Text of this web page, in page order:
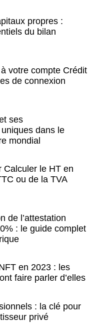
propres :
du bilan
votre compte Crédit
de connexion
ses
dans le
mondial
Calculer le HT en
ou de la TVA
de l’attestation
: le guide complet
en 2023 : les
faire parler d’elles
: la clé pour
privé